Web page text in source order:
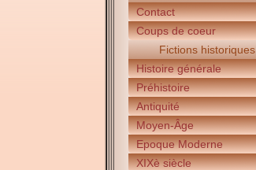
Contact
Coups de coeur
Fictions historiques
Histoire générale
Préhistoire
Antiquité
Moyen-Âge
Epoque Moderne
XIXè siècle